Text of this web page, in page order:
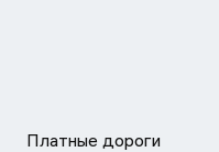
Платные дороги